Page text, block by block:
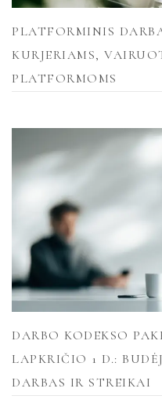
PLATFORMINIS
KURJERIAMS,
PLATFORMOMS
DARBO KODEKSO
LAPKRIČIO 1 D.:
DARBAS IR STREIKAI